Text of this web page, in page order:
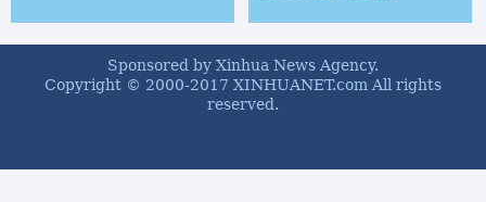
Sponsored by Xinhua News Agency.
Copyright © 2000-2017 XINHUANET.com All rights
reserved.